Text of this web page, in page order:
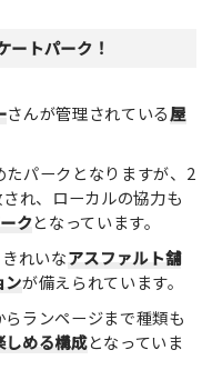
ートパーク！
さんが管理されている屋
パークとなりますが、2
れ、ローカルの協力も
クとなっています。
れいなアスファルト舗
ンが備えられています。
ランページまで種類も
しめる構成となっていま